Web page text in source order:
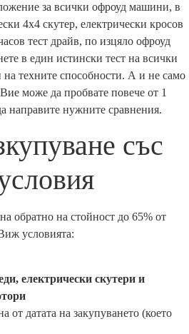
за всички офроуд машини, в
4х4 скутер, електрически кросов
тест драйв, по изцяло офроуд
в един истински тест на всички
техните способности. А и не само
може да пробвате повече от 1
направите нужните сравнения.
със
обратно на стойност до 65% от
условията:
, електрически скутери и
от датата на закупуването (което